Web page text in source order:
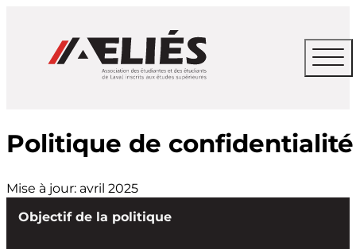
Politique de confidentialité
Mise à jour: avril 2025
Objectif de la politique